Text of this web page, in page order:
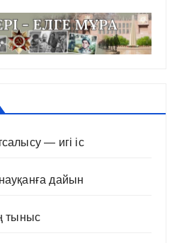
— игі іс
дайын
тыныс